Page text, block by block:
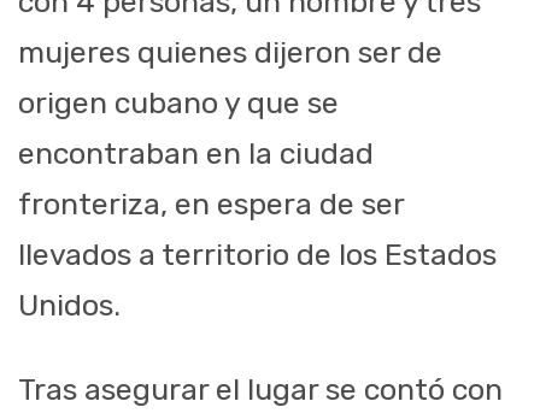
mujeres quienes dijeron ser de
origen cubano y que se
encontraban en la ciudad
fronteriza, en espera de ser
llevados a territorio de los Estados
Unidos.
Tras asegurar el lugar se contó con